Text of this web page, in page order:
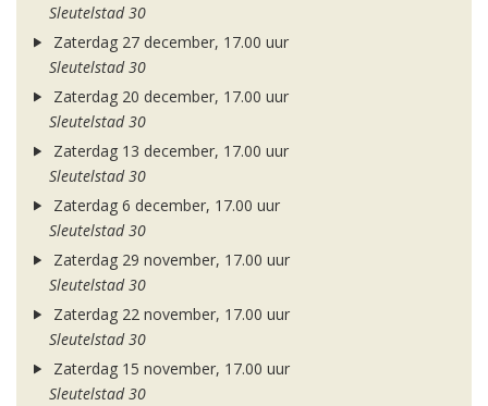
Sleutelstad 30
Zaterdag 27 december, 17.00 uur
Sleutelstad 30
Zaterdag 20 december, 17.00 uur
Sleutelstad 30
Zaterdag 13 december, 17.00 uur
Sleutelstad 30
Zaterdag 6 december, 17.00 uur
Sleutelstad 30
Zaterdag 29 november, 17.00 uur
Sleutelstad 30
Zaterdag 22 november, 17.00 uur
Sleutelstad 30
Zaterdag 15 november, 17.00 uur
Sleutelstad 30